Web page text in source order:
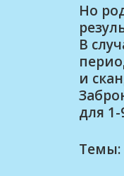
Но
В
и
для 1-
Темы: